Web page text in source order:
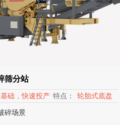
筛分站
础，快速投产 特点： 轮胎式底盘
碎场景